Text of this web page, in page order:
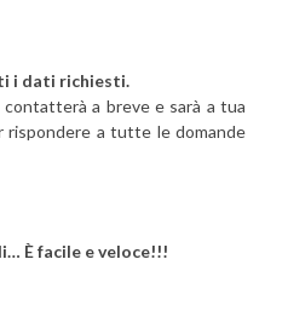
i dati richiesti.
a breve e sarà a tua
rispondere a tutte le domande
È facile e veloce!!!